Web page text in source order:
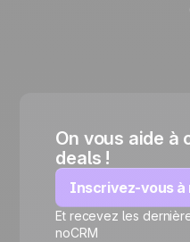
On vous aide à
deals !
Inscrivez-vous
Et recevez les
noCRM